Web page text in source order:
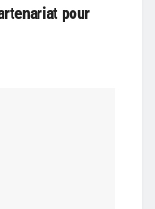
pour